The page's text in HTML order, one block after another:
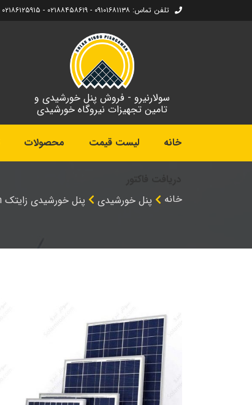
تلفن تماس: ۰۹۱۰۱۶۸۱۱۳۸ - ۰۲۱۸۸۴۵۸۶۱۹ - ۰۲۱۸۶۱۲۵۹۱۵
سولارنیرو - فروش پنل خورشیدی و
تامین تجهیزات نیروگاه خورشیدی
خانه لیست قیمت محصولات
خانه
پنل خورشیدی پنل خورشیدی زایتک Zytech